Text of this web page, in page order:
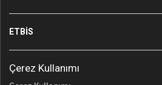
ETBİS
Çerez Kullanımı